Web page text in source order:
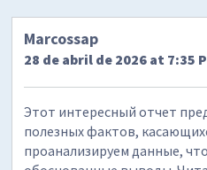
Marcossap
28 de abril de 2026 at 7:35
Этот интересный отчет
полезных фактов,
проанализируем данные,